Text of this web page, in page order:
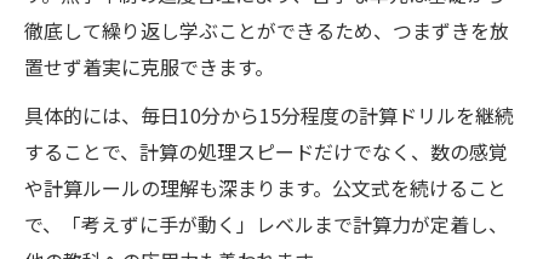
徹底して繰り返し学ぶことができるため、つまずきを放
置せず着実に克服できます。
具体的には、毎日10分から15分程度の計算ドリルを継続
することで、計算の処理スピードだけでなく、数の感覚
や計算ルールの理解も深まります。公文式を続けること
で、「考えずに手が動く」レベルまで計算力が定着し、